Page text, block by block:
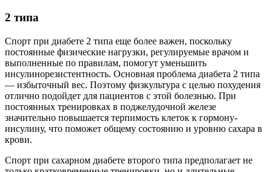
2 типа
Спорт при диабете 2 типа еще более важен, поскольку
постоянные физические нагрузки, регулируемые врачом и
выполненные по правилам, помогут уменьшить
инсулинорезистентность. Основная проблема диабета 2 типа
— избыточный вес. Поэтому физкультура с целью похудения
отлично подойдет для пациентов с этой болезнью. При
постоянных тренировках в поджелудочной железе
значительно повышается терпимость клеток к гормону-
инсулину, что поможет общему состоянию и уровню сахара в
крови.
Спорт при сахарном диабете второго типа предполагает не